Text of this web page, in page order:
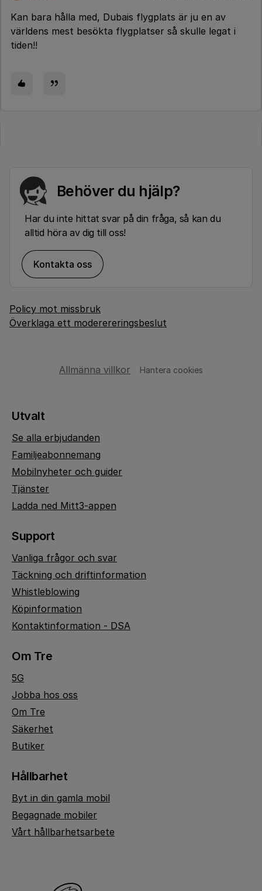
Kan bara hålla med, Dubais flygplats är ju en av
världens mest besökta flygplatser så skulle legat i
tiden!!
Behöver du hjälp?
Har du inte hittat svar på din fråga, så kan du
alltid höra av dig till oss!
Kontakta oss
Policy mot missbruk
Överklaga ett moderereringsbeslut
Allmänna villkor Hantera cookies
Utvalt
Se alla erbjudanden
Familjeabonnemang
Mobilnyheter och guider
Tjänster
Ladda ned Mitt3-appen
Support
Vanliga frågor och svar
Täckning och driftinformation
Whistleblowing
Köpinformation
Kontaktinformation - DSA
Om Tre
5G
Jobba hos oss
Om Tre
Säkerhet
Butiker
Hållbarhet
Byt in din gamla mobil
Begagnade mobiler
Vårt hållbarhetsarbete